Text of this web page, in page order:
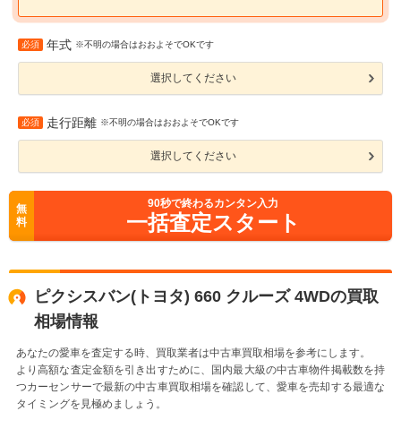
必須 年式 ※不明の場合はおおよそでOKです
選択してください
必須 走行距離 ※不明の場合はおおよそでOKです
選択してください
無
料
90秒で終わるカンタン入力
一括査定スタート
ピクシスバン(トヨタ) 660 クルーズ 4WDの買取
相場情報
あなたの愛車を査定する時、買取業者は中古車買取相場を参考にします。
より高額な査定金額を引き出すために、国内最大級の中古車物件掲載数を持
つカーセンサーで最新の中古車買取相場を確認して、愛車を売却する最適な
タイミングを見極めましょう。